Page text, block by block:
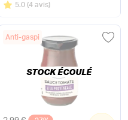
Note
5.0 sur 5
(4 avis)
Anti-gaspi
STOCK ÉCOULÉ